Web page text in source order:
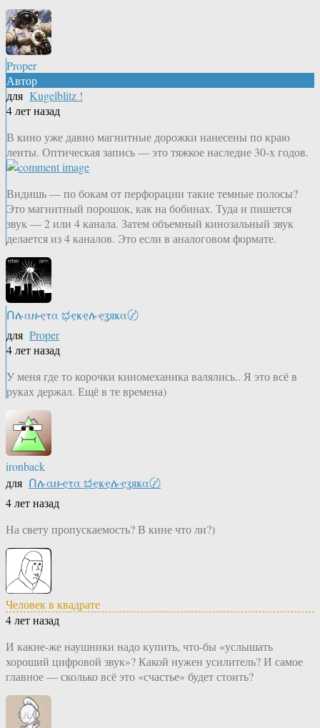
Proper
Автор
для Kugelblitz !
4 лет назад
В кино уже давно магнитные дорожки нанесены по краю
ленты. Оптическая запись — это тяжкое наследие 30-х годов.
Видишь — по бокам от перфорации такие темные полосы?
Это магнитный порошок, как на бобинах. Туда и пишется
звук — 2 или 4 канала. Затем объемный кинозальный звук
делается из 4 каналов. Это если в аналоговом формате.
Ոሉαዙҿτα ಭҿҝҿሉҿʓяҝα〄
для Proper
4 лет назад
У меня где то корочки киномеханика валялись.. Я это всё в
руках держал. Ещё в те времена)
ironback
для Ոሉαዙҿτα ಭҿҝҿሉҿʓяҝα〄
4 лет назад
На свету пропускаемость? В кине что ли?)
Человек в квадрате
4 лет назад
И какие-же наушники надо купить, что-бы «услышать
хороший цифровой звук»? Какой нужен усилитель? И самое
главное — сколько всё это «счастье» будет стоить?